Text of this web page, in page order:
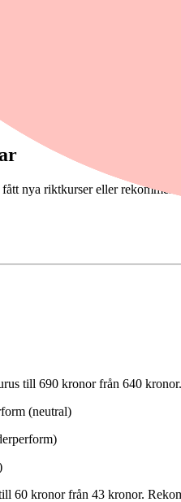
nya riktkurser eller
till 690 kronor från 640
(neutral)
60 kronor från 43 kronor.